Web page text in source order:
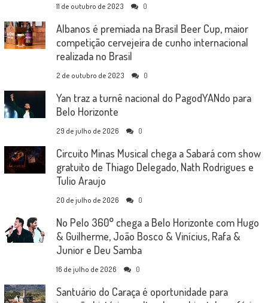
11 de outubro de 2023 0
Albanos é premiada na Brasil Beer Cup, maior
competição cervejeira de cunho internacional
realizada no Brasil
2 de outubro de 2023 0
Yan traz a turnê nacional do PagodYANdo para
Belo Horizonte
29 de julho de 2026 0
Circuito Minas Musical chega a Sabará com show
gratuito de Thiago Delegado, Nath Rodrigues e
Tulio Araujo
20 de julho de 2026 0
No Pelo 360° chega a Belo Horizonte com Hugo
& Guilherme, João Bosco & Vinícius, Rafa &
Junior e Deu Samba
16 de julho de 2026 0
Santuário do Caraça é oportunidade para